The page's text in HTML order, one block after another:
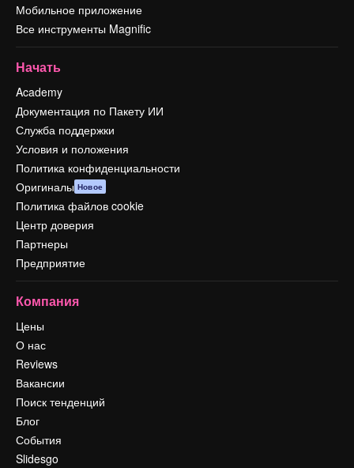
Мобильное приложение
Все инструменты Magnific
Начать
Academy
Документация по Пакету ИИ
Служба поддержки
Условия и положения
Политика конфиденциальности
Оригиналы Новое
Политика файлов cookie
Центр доверия
Партнеры
Предприятие
Компания
Цены
О нас
Reviews
Вакансии
Поиск тенденций
Блог
События
Slidesgo